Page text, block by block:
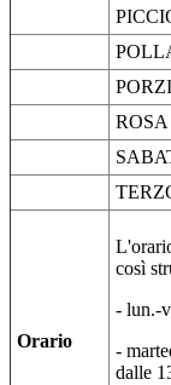
ROSA
Orario
così
- lun.-
-
dalle